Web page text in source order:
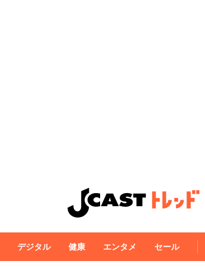
デジタル 健康 エンタメ セール